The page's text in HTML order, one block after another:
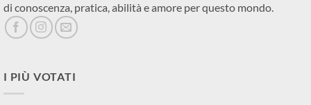
di conoscenza, pratica, abilità e amore per questo mondo.
I PIÙ VOTATI